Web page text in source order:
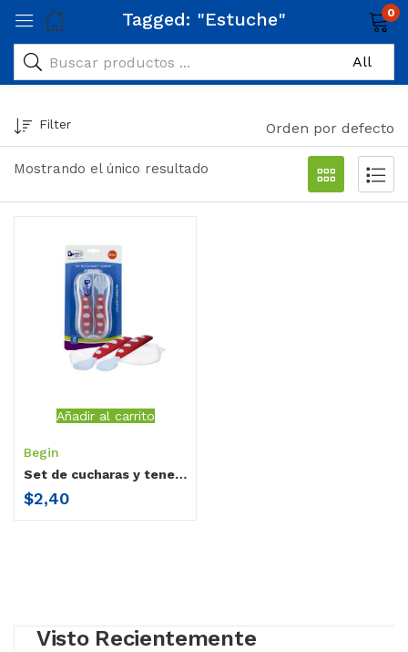
Tagged: "Estuche" 0
Mostrando el único resultado
Filter Orden por defecto
Añadir al carrito
Begin
Set de cucharas y tenedor con estuche Begin
$2,40
Visto Recientemente